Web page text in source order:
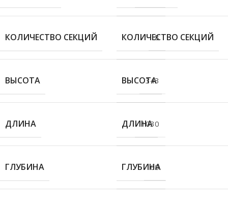
КОЛИЧЕСТВО СЕКЦИЙ 8
ВЫСОТА 343
ДЛИНА 1030
ГЛУБИНА 60
КОЛИЧЕСТВО СЕКЦИЙ
ВЫСОТА
ДЛИНА
ГЛУБИНА